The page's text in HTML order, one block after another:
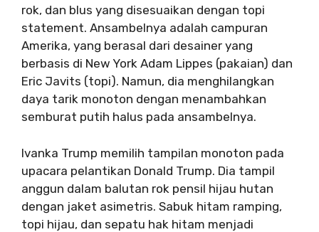
rok, dan blus yang disesuaikan dengan topi
statement. Ansambelnya adalah campuran
Amerika, yang berasal dari desainer yang
berbasis di New York Adam Lippes (pakaian) dan
Eric Javits (topi). Namun, dia menghilangkan
daya tarik monoton dengan menambahkan
semburat putih halus pada ansambelnya.
Ivanka Trump memilih tampilan monoton pada
upacara pelantikan Donald Trump. Dia tampil
anggun dalam balutan rok pensil hijau hutan
dengan jaket asimetris. Sabuk hitam ramping,
topi hijau, dan sepatu hak hitam menjadi